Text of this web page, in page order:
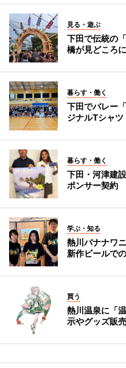
見る・遊ぶ
下田で伝統の
橋が見どころに
暮らす・働く
下田でバレー
ジナルTシャツ
暮らす・働く
下田・河津建
ポンサー契約
学ぶ・知る
熱川バナナワ
新作ビールで
買う
熱川温泉に「
示やグッズ販